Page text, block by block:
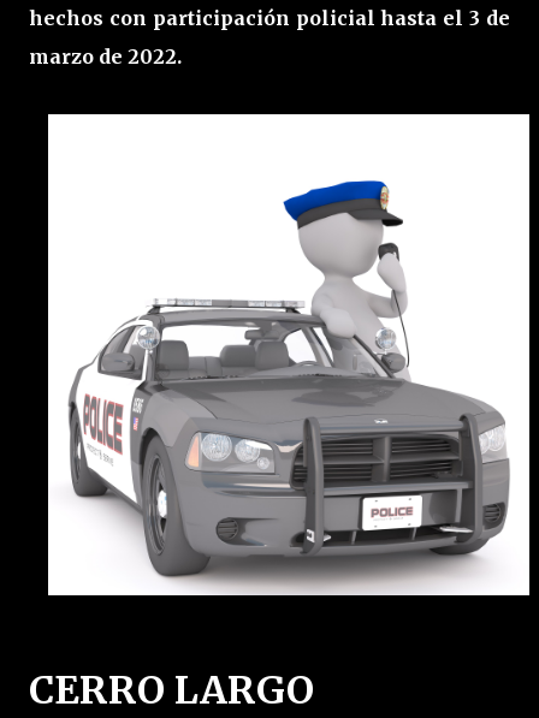
hechos con participación policial hasta el 3 de
marzo de 2022.
CERRO LARGO